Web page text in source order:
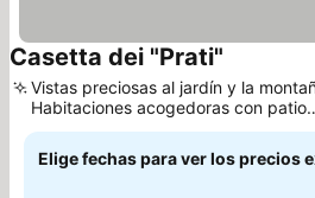
Casetta dei "Prati"
Vistas preciosas al jardín y la
Habitaciones acogedoras con patio
privado
Elige fechas para ver los precios